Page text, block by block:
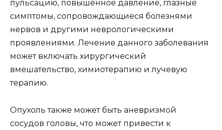
пульсацию, повышенное давление, глазные
симптомы, сопровождающиеся болезнями
нервов и другими неврологическими
проявлениями. Лечение данного заболевания
может включать хирургический
вмешательство, химиотерапию и лучевую
терапию.
Опухоль также может быть аневризмой
сосудов головы, что может привести к